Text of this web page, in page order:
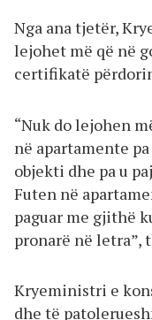
Nga ana tjetër,
lejohet më që në
certifikatë
“Nuk do lejohen
në apartamente
objekti dhe pa u
Futen në
paguar me gjithë
pronarë në letra”,
Kryeministri e
dhe të